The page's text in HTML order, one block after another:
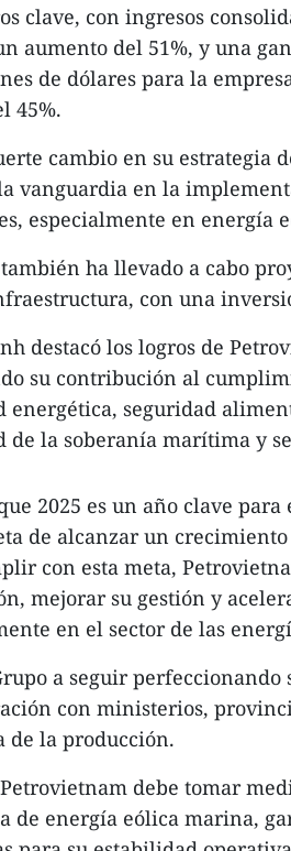
clave, con ingresos
aumento del 51%, y una
de dólares para la
45%.
cambio en su estrategia
vanguardia en la
especialmente en energía
ha llevado a cabo
con una
destacó los logros de
su contribución al
energética, seguridad
de la soberanía marítima y
2025 es un año clave
de alcanzar un
con esta meta,
mejorar su gestión y
en el sector de las
a seguir
con ministerios,
de la producción.
debe tomar
de energía eólica marina,